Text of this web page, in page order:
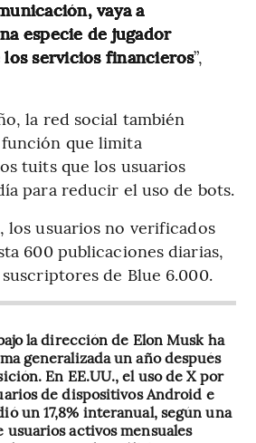
vaya a
especie de jugador
servicios financieros”,
la red social también
que limita
tuits que los usuarios
para reducir el uso de bots.
los usuarios no verificados
600 publicaciones diarias,
de Blue 6.000.
la dirección de Elon Musk ha
generalizada un año después
En EE.UU., el uso de X por
de dispositivos Android e
un 17,8% interanual, según una
activos mensuales